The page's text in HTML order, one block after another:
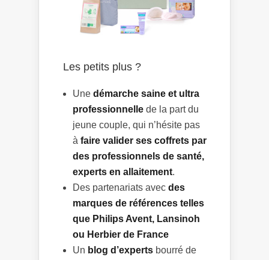
Les petits plus ?
Une démarche saine et ultra
professionnelle de la part du
jeune couple, qui n’hésite pas
à faire valider ses coffrets par
des professionnels de santé,
experts en allaitement.
Des partenariats avec des
marques de références telles
que Philips Avent, Lansinoh
ou Herbier de France
Un blog d’experts bourré de